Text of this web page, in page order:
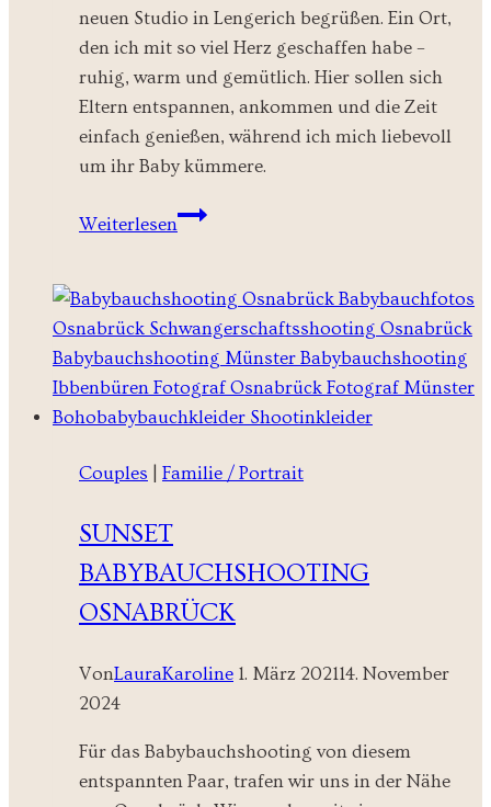
neuen Studio in Lengerich begrüßen. Ein Ort,
den ich mit so viel Herz geschaffen habe –
ruhig, warm und gemütlich. Hier sollen sich
Eltern entspannen, ankommen und die Zeit
einfach genießen, während ich mich liebevoll
um ihr Baby kümmere.
Weiterlesen
Newbornshooting
Zarte
Kuschelmomente
voller
Liebe
Couples Familie / Portrait
SUNSET
BABYBAUCHSHOOTING
OSNABRÜCK
VonLauraKaroline 1. März 202114. November
2024
Für das Babybauchshooting von diesem
entspannten Paar, trafen wir uns in der Nähe